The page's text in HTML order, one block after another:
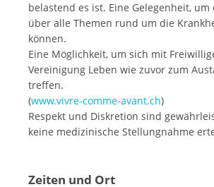
belastend es ist. Eine Gelegenheit, um
über alle Themen rund um die
können.
Eine Möglichkeit, um sich mit
Vereinigung Leben wie zuvor zum
treffen.
(www.vivre-comme-avant.ch)
Respekt und Diskretion sind
keine medizinische Stellungnahme
Zeiten und Ort